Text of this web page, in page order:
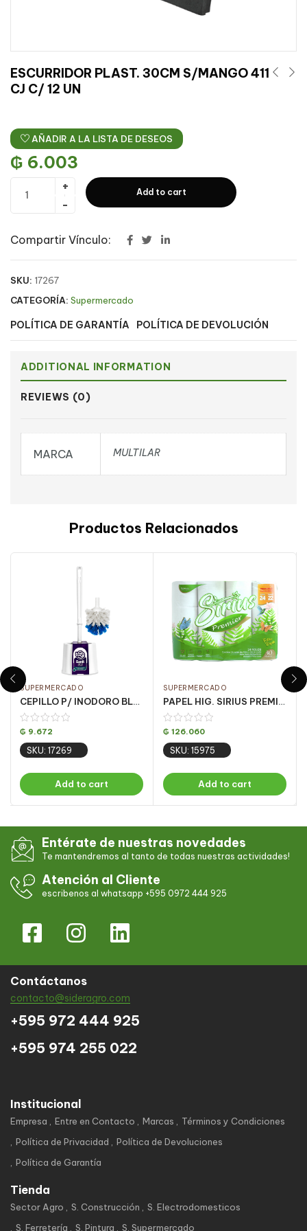
ESCURRIDOR PLAST. 30CM S/MANGO 411
CJ C/ 12 UN
AÑADIR A LA LISTA DE DESEOS
₲ 6.003
Add to cart
Compartir Vínculo:
SKU: 17267
CATEGORÍA: Supermercado
POLÍTICA DE GARANTÍA POLÍTICA DE DEVOLUCIÓN
ADDITIONAL INFORMATION
REVIEWS (0)
MARCA MULTILAR
Productos Relacionados
SUPERMERCADO
CEPILLO P/ INODORO BLANCO SANIT C/ ESTOJO 473 CJ C/ 12
₲ 9.672
SKU: 17269
Add to cart
SUPERMERCADO
PAPEL HIG. SIRIUS PREMIER HOJA DOBLE 3X24X30
₲ 126.060
SKU: 15975
Add to cart
Entérate de nuestras novedades
Te mantendremos al tanto de todas nuestras actividades!
Atención al Cliente
escribenos al whatsapp +595 0972 444 925
Contáctanos
contacto@sideragro.com
+595 972 444 925
+595 974 255 022
Institucional
Empresa Entre en Contacto Marcas
Términos y Condiciones
Política de Privacidad
Política de Devoluciones
Política de Garantía
Tienda
Sector Agro S. Construcción
S. Electrodomesticos
S. Ferretería
S. Pintura S. Supermercado